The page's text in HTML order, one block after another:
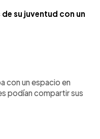
su juventud con un
con un espacio en
podían compartir sus